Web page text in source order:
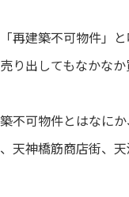
再建築不可物件」と
り出してもなかな
不可物件とはなに
天神橋筋商店街、